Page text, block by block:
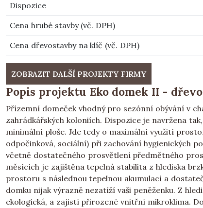
Dispozice
Cena hrubé stavby (vč. DPH)
Cena dřevostavby na klíč (vč. DPH)
ZOBRAZIT DALŠÍ PROJEKTY FIRMY
Popis projektu Eko domek II -
Přízemní domeček vhodný pro sezónní obývání v
zahrádkářských koloniích. Dispozice je navržena
minimální ploše. Jde tedy o maximální využití
odpočinková, sociální) při zachování hygienických
včetně dostatečného prosvětlení předmětného
měsících je zajištěna tepelná stabilita z hlediska
prostoru s následnou tepelnou akumulací a
domku nijak výrazně nezatíží vaši peněženku. Z
ekologická, a zajistí přirozené vnitřní mikroklima.